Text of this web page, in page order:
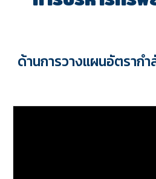
ด้านการวางแผนอัตรากำ